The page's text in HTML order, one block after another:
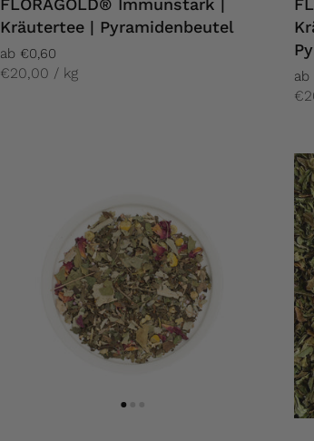
FLORAGOLD® Immunstark |
Kräutertee | Pyramidenbeutel
ab €0,60
€20,00 / kg ab